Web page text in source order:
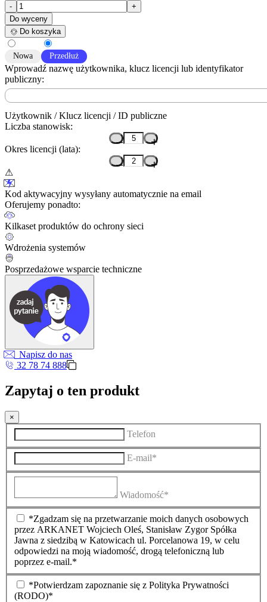
-
+
Do wyceny
Do koszyka
Nowa Przedłuż
Wprowadź nazwę użytkownika, klucz licencji lub identyfikator
publiczny:
Użytkownik / Klucz licencji / ID publiczne
Liczba stanowisk:
– +
Okres licencji (lata):
– +
Kod aktywacyjny wysyłany automatycznie na email
Oferujemy ponadto:
Kilkaset produktów do ochrony sieci
Wdrożenia systemów
Posprzedażowe wsparcie techniczne
Napisz do nas
32 78 74 888
Zapytaj o ten produkt
×
Telefon
E-mail*
Wiadomość*
*Zgadzam się na przetwarzanie moich danych osobowych
przez ARKANET Wojciech Oleś, Stanisław Zygor Spółka
Jawna z siedzibą w Katowicach ul. Porcelanowa 19, w celu
odpowiedzi na moją wiadomość, drogą telefoniczną lub
poprzez e-mail.*
*Potwierdzam zapoznanie się z Polityka Prywatności
(RODO)*